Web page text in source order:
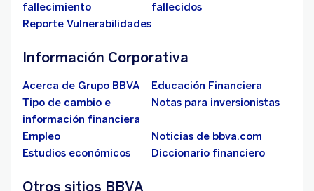
fallecimiento
fallecidos
Reporte Vulnerabilidades
Información Corporativa
Acerca de Grupo BBVA
Educación Financiera
Tipo de cambio e
información financiera
Notas para inversionistas
Empleo
Noticias de bbva.com
Estudios económicos
Diccionario financiero
Otros sitios BBVA